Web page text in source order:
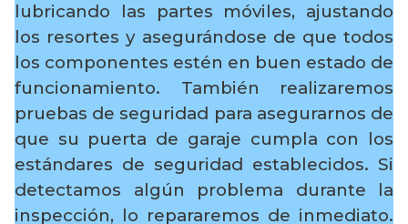
lubricando las partes móviles, ajustando
los resortes y asegurándose de que todos
los componentes estén en buen estado de
funcionamiento. También realizaremos
pruebas de seguridad para asegurarnos de
que su puerta de garaje cumpla con los
estándares de seguridad establecidos. Si
detectamos algún problema durante la
inspección, lo repararemos de inmediato.